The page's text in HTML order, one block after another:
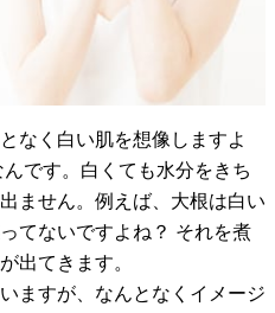
なく白い肌を想像しますよ
です。白くても水分をきち
ません。例えば、大根は白い
てないですよね？ それを煮
出てきます。
ますが、なんとなくイメージ